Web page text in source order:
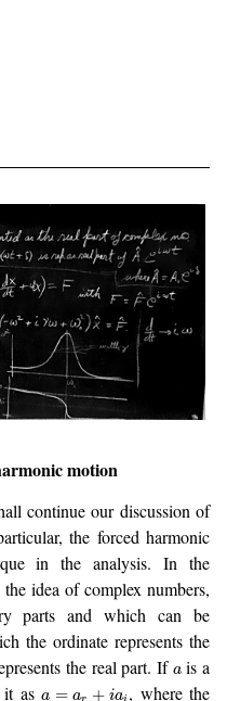
motion
continue our discussion of
the forced harmonic
in the analysis. In the
idea of complex numbers,
parts and which can be
the ordinate represents the
the real part. If ais a
it asa = ar + iai , where the